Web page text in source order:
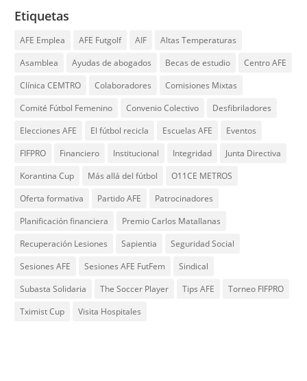
Etiquetas
AFE Emplea AFE Futgolf AIF
Altas Temperaturas
Asamblea
Ayudas de abogados Becas de estudio
Centro AFE
Clínica CEMTRO
Colaboradores
Comisiones Mixtas
Comité Fútbol Femenino
Convenio Colectivo
Desfibriladores
Elecciones AFE
El fútbol recicla Escuelas AFE
Eventos
FIFPRO
Financiero Institucional Integridad
Junta Directiva
Korantina Cup
Más allá del fútbol
O11CE METROS
Oferta formativa
Partido AFE
Patrocinadores
Planificación financiera
Premio Carlos Matallanas
Recuperación Lesiones
Sapientia
Seguridad Social
Sesiones AFE
Sesiones AFE FutFem
Sindical
Subasta Solidaria
The Soccer Player Tips AFE
Torneo FIFPRO
Tximist Cup
Visita Hospitales